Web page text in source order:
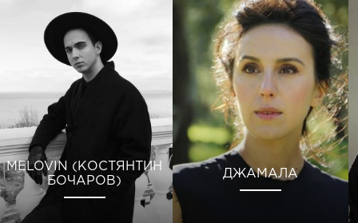
MELOVIN (КОСТЯНТИН
БОЧАРОВ)
ДЖАМАЛА